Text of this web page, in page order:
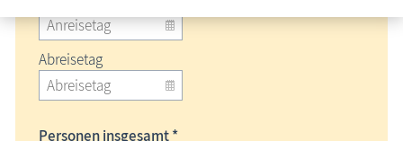
Abreisetag
Personen insgesamt *